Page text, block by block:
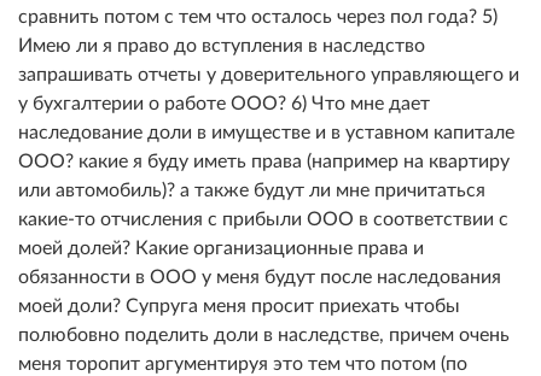
сравнить потом с тем что осталось через пол года? 5)
Имею ли я право до вступления в наследство
запрашивать отчеты у доверительного управляющего и
у бухгалтерии о работе ООО? 6) Что мне дает
наследование доли в имуществе и в уставном капитале
ООО? какие я буду иметь права (например на квартиру
или автомобиль)? а также будут ли мне причитаться
какие-то отчисления с прибыли ООО в соответствии с
моей долей? Какие организационные права и
обязанности в ООО у меня будут после наследования
моей доли? Супруга меня просит приехать чтобы
полюбовно поделить доли в наследстве, причем очень
меня торопит аргументируя это тем что потом (по